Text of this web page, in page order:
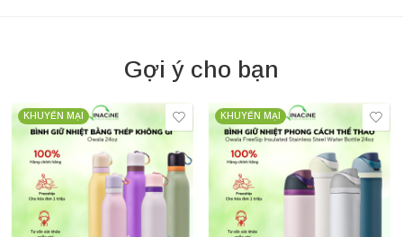
Gợi ý cho bạn
KHUYẾN MẠI KHUYẾN MẠI